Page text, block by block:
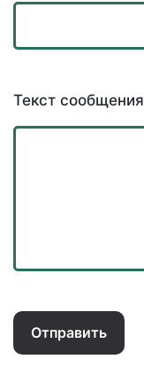
Текст сообщения
Отправить